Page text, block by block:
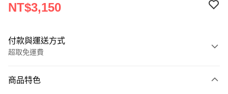
NT$3,150
付款與運送方式
超取免運費
信用卡一次付款
商品特色